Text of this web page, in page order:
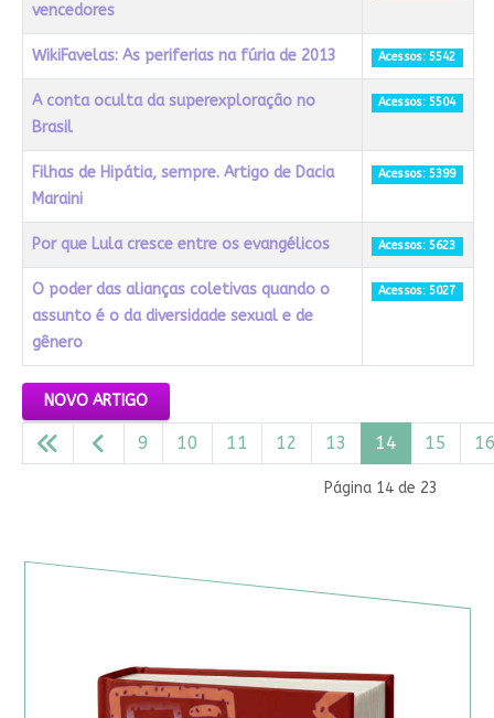
vencedores
WikiFavelas: As periferias na fúria de 2013 Acessos: 5542
A conta oculta da superexploração no
Brasil
Acessos: 5504
Filhas de Hipátia, sempre. Artigo de Dacia
Maraini
Acessos: 5399
Por que Lula cresce entre os evangélicos Acessos: 5623
O poder das alianças coletivas quando o
assunto é o da diversidade sexual e de
gênero
Acessos: 5027
NOVO ARTIGO
Página 14 de 23
9 10 11 12 13 14 15